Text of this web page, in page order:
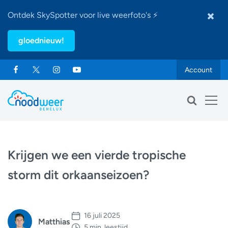
Ontdek SkySpotter voor live weerfoto's ⚡
gloednieuw!
Account
Krijgen we een vierde tropische
storm dit orkaanseizoen?
Matthias
16 juli 2025